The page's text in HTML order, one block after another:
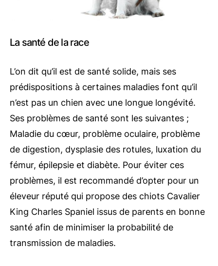
La santé de la race
L’on dit qu’il est de santé solide, mais ses
prédispositions à certaines maladies font qu’il
n’est pas un chien avec une longue longévité.
Ses problèmes de santé sont les suivantes ;
Maladie du cœur, problème oculaire, problème
de digestion, dysplasie des rotules, luxation du
fémur, épilepsie et diabète. Pour éviter ces
problèmes, il est recommandé d’opter pour un
éleveur réputé qui propose des chiots Cavalier
King Charles Spaniel issus de parents en bonne
santé afin de minimiser la probabilité de
transmission de maladies.